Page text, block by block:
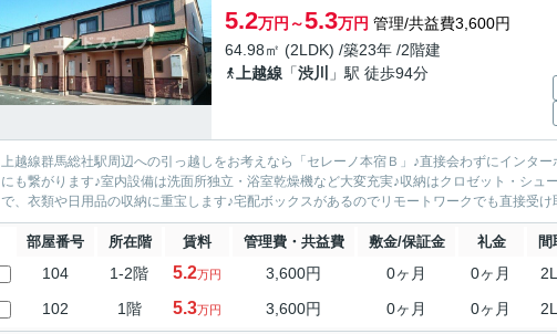
5.2万円～5.3万円 管理/共益費3,600円
64.98㎡ (2LDK) /築23年 /2階建
上越線 「渋川 」駅 徒歩94分
上越線群馬総社駅周辺への引っ越しをお考えなら「セレーノ本宿Ｂ」♪直接会わずにインタ
にも繋がります♪室内設備は洗面所独立・浴室乾燥機など大変充実♪収納はクロゼット・シ
で、衣類や日用品の収納に重宝します♪宅配ボックスがあるのでリモートワークでも直接受
部屋番号 所在階 賃料 管理費・共益費 敷金/保証金 礼金 間
104 1-2階 5.2万円 3,600円 0ヶ月 0ヶ月
102 1階 5.3万円 3,600円 0ヶ月 0ヶ月